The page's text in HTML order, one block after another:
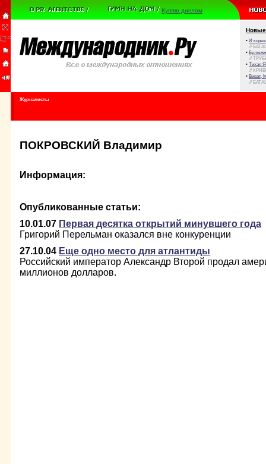
Куплю диплом
Новые
• И
//
•
//
• Тихая
//
• Виват,
//
Журналисты
ПОКРОВСКИЙ Владимир
Информация:
Опубликованные статьи:
10.01.07 Первая десятка открытий минувшего года
Григорий Перельман оказался вне конкуренции
27.10.04 Еще одно место для атлантиды
Российский император Александр Второй продал
миллионов долларов.